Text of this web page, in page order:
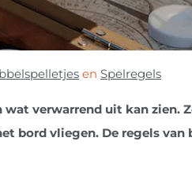
en Spelregels
verwarrend uit kan zien.
bord vliegen. De regels